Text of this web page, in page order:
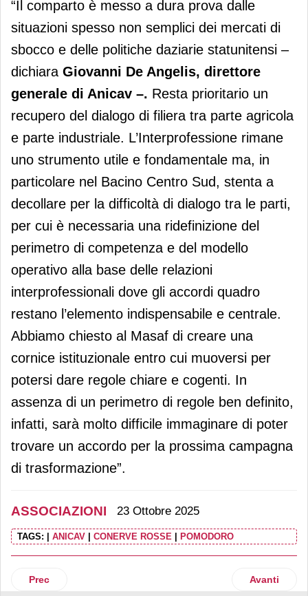
“Il comparto è messo a dura prova dalle
situazioni spesso non semplici dei mercati di
sbocco e delle politiche daziarie statunitensi –
dichiara Giovanni De Angelis, direttore
generale di Anicav –. Resta prioritario un
recupero del dialogo di filiera tra parte agricola
e parte industriale. L’Interprofessione rimane
uno strumento utile e fondamentale ma, in
particolare nel Bacino Centro Sud, stenta a
decollare per la difficoltà di dialogo tra le parti,
per cui è necessaria una ridefinizione del
perimetro di competenza e del modello
operativo alla base delle relazioni
interprofessionali dove gli accordi quadro
restano l’elemento indispensabile e centrale.
Abbiamo chiesto al Masaf di creare una
cornice istituzionale entro cui muoversi per
potersi dare regole chiare e cogenti. In
assenza di un perimetro di regole ben definito,
infatti, sarà molto difficile immaginare di poter
trovare un accordo per la prossima campagna
di trasformazione”.
ASSOCIAZIONI 23 Ottobre 2025
TAGS: | ANICAV | CONERVE ROSSE | POMODORO
Articolo precedente: Nasce Assoprisma, l’associazione
Prec Articolo
Avanti